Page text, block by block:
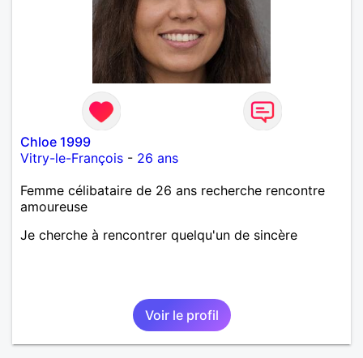
Chloe 1999
Vitry-le-François - 26 ans
Femme célibataire de 26 ans recherche rencontre
amoureuse
Je cherche à rencontrer quelqu'un de sincère
Voir le profil